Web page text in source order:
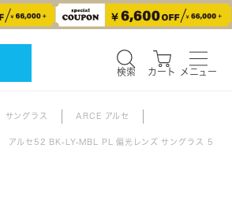
検索 カート メニュー
サングラス ARCE アルセ
アルセ52 BK-LY-MBL PL 偏光レンズ サングラス 5